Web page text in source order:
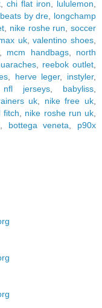
, chi flat iron lululemon
beats by dre
longchamp
nike roshe run ,soccer
uk,valentino shoes
mcm handbags, north
, reebok outlet
, herve leger, instyler,
nfl jerseys babyliss
uk nike free uk
fitch nike roshe run uk
bottega veneta
p90x